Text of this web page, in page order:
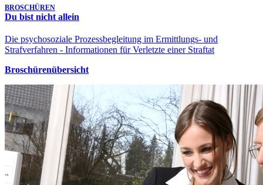
BROSCHÜREN
Du bist nicht allein
Die psychosoziale Prozessbegleitung im Ermittlungs- und
Strafverfahren - Informationen für Verletzte einer Straftat
Broschürenübersicht